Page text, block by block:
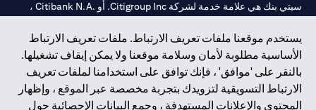
يستخدم موقعنا ملفات تعريف الارتباط. ملفات تعريف الارتباط
الأساسية مطلوبة لأمان وسلامة موقعنا ولا يمكن إيقاف تشغيلها.
بالنقر على 'موافق' ، فإنك توافق على استخدامنا لملفات تعريف
الارتباط التسويقية لتزويدك بتجربة مخصصة عبر الموقع ، وإظهار
المحتوى والإعلانات المستهدفة ، وجمع البيانات الإحصائية حول
سيتي بنك هي علامة خدمة لشركة Citigroup Inc. أو .Citibank N.A ،
سيتي بنك إن. إيه. الإمارات مسجل لدى مصرف الإمارات المركزي تحت
أرقام التراخيص 202563 لفرع الوصل في دبي، 531989 لفرع مول
الإمارات في دبي، وCN-1002019لفرع أبوظبي. هاتف: 4000 311 04.
فرع سيتي بنك إن إيه - الإمارات العربية المتحدة مرخص من مصرف